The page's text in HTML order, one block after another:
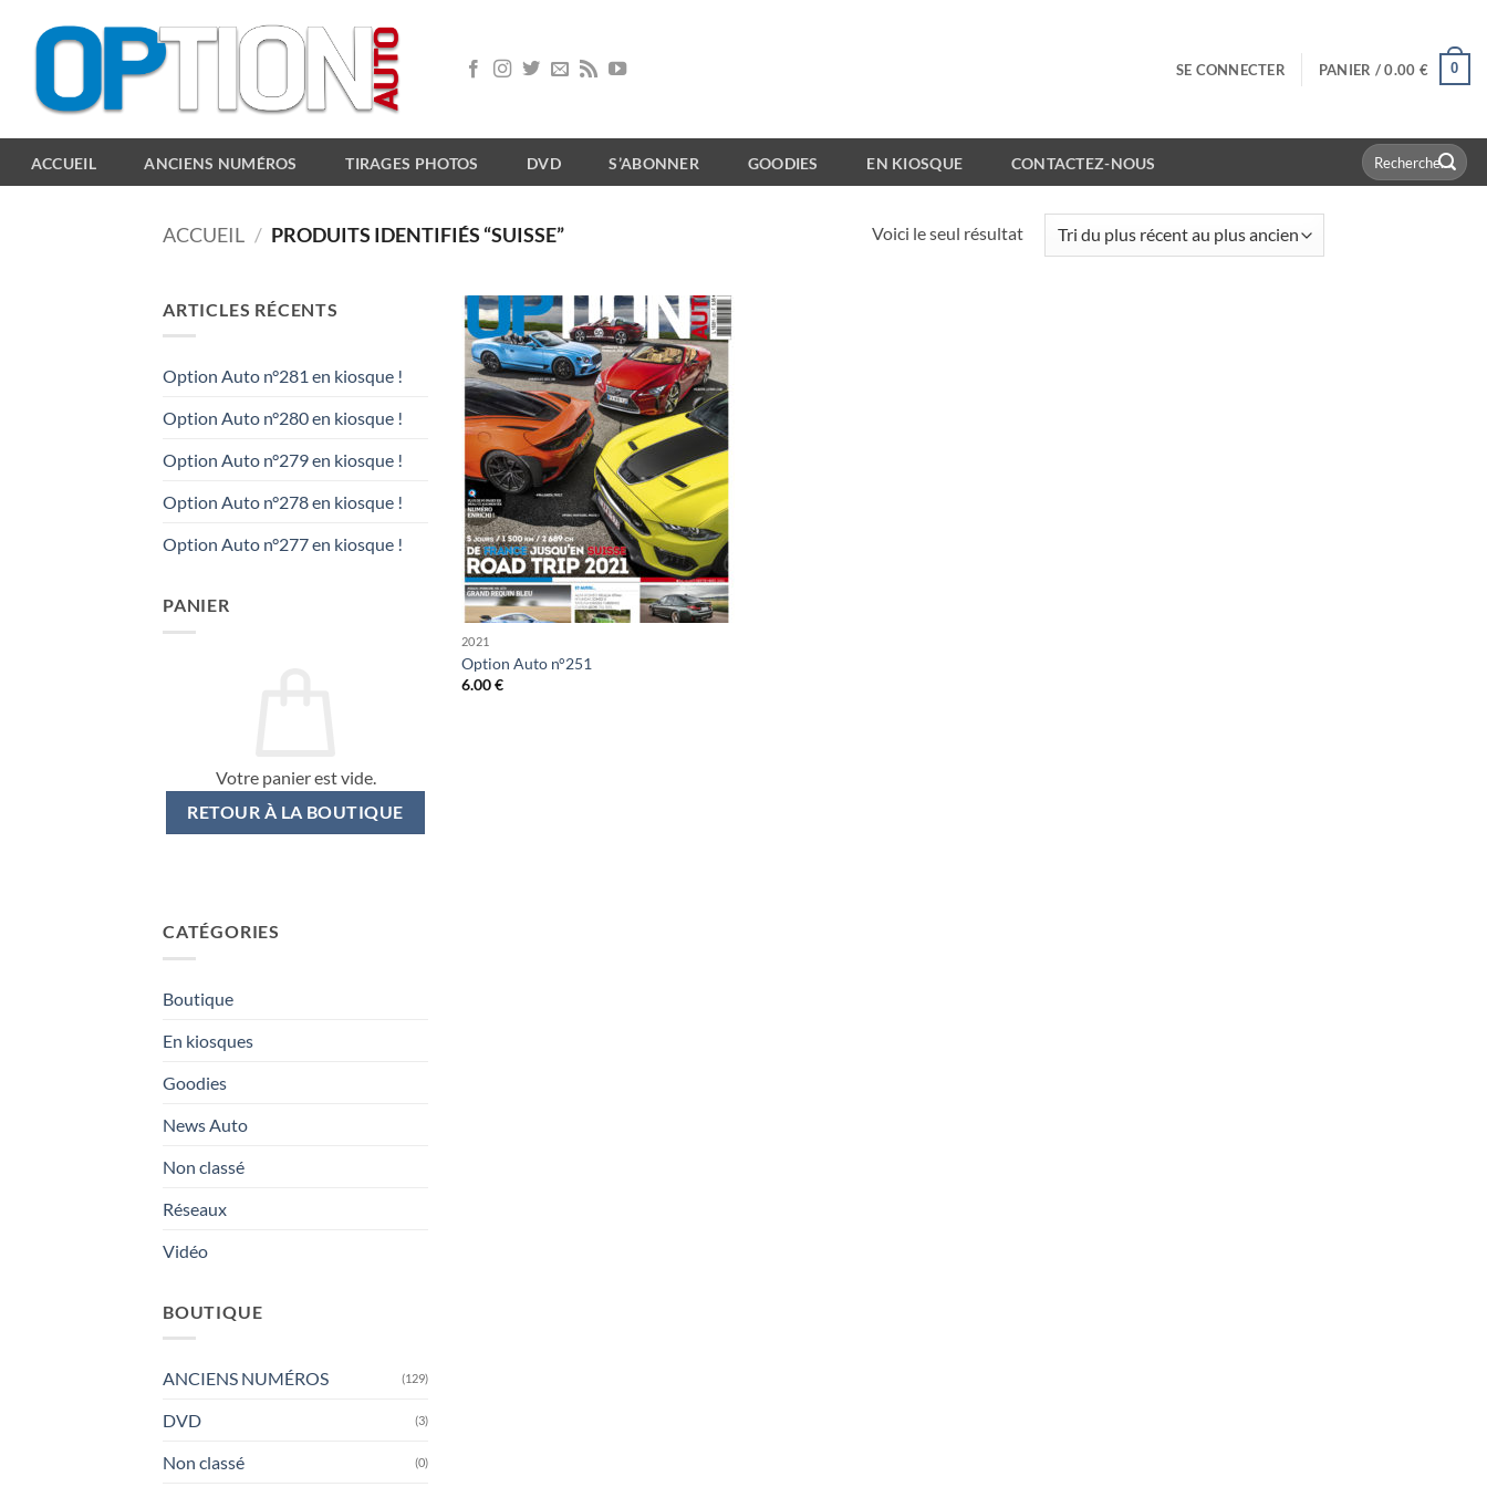
SE CONNECTER PANIER /0.00 € 0
ACCUEIL ANCIENS NUMÉROS TIRAGES PHOTOS DVD S’ABONNER GOODIES EN KIOSQUE CONTACTEZ-NOUS
Recherche
pour :
ACCUEIL / PRODUITS IDENTIFIÉS “SUISSE” Voici le seul résultat
ARTICLES RÉCENTS
Option Auto n°281 en kiosque !
Option Auto n°280 en kiosque !
Option Auto n°279 en kiosque !
Option Auto n°278 en kiosque !
Option Auto n°277 en kiosque !
PANIER
Votre panier est vide.
RETOUR À LA BOUTIQUE
CATÉGORIES
Boutique
En kiosques
Goodies
News Auto
Non classé
Réseaux
Vidéo
BOUTIQUE
ANCIENS NUMÉROS (129)
DVD (3)
Non classé (0)
2021
Option Auto n°251
6.00€